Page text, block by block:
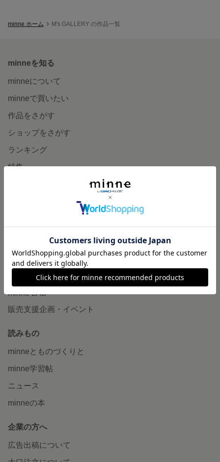
minne ホーム M's GALLERY の作品一覧
minneを知る
minneについて
minneで買いたい
作品をさがす
ショップをさがす
ランキング
特集
食品販売
ヴィンテージ販売
ダウンロード販売
minne PLUS
minne LAB
販売支援企画・イベント
読みもの
minneとものづくりと
minne学習帖
ニュース
minneの本
企業の方へ
広告出稿について